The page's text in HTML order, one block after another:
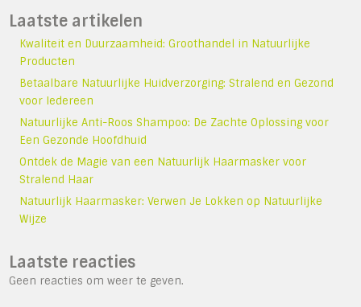
Laatste artikelen
Kwaliteit en Duurzaamheid: Groothandel in Natuurlijke
Producten
Betaalbare Natuurlijke Huidverzorging: Stralend en Gezond
voor Iedereen
Natuurlijke Anti-Roos Shampoo: De Zachte Oplossing voor
Een Gezonde Hoofdhuid
Ontdek de Magie van een Natuurlijk Haarmasker voor
Stralend Haar
Natuurlijk Haarmasker: Verwen Je Lokken op Natuurlijke
Wijze
Laatste reacties
Geen reacties om weer te geven.